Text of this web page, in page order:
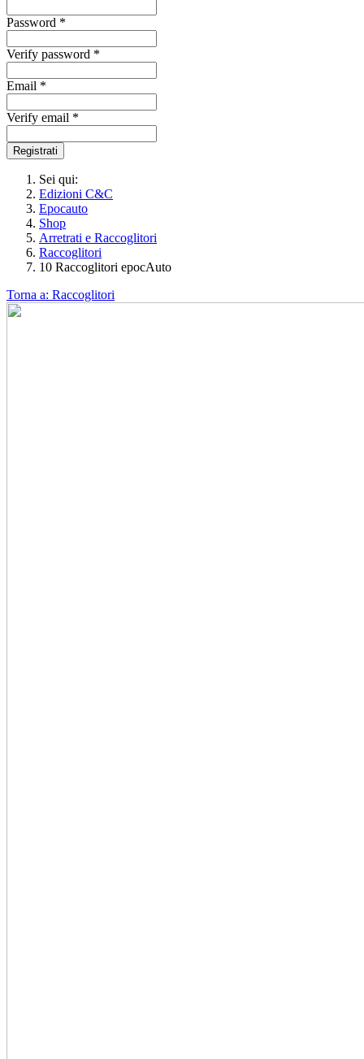
Password *
Verify password *
Email *
Verify email *
Registrati
Sei qui:
Edizioni C&C
Epocauto
Shop
Arretrati e Raccoglitori
Raccoglitori
10 Raccoglitori epocAuto
Torna a: Raccoglitori